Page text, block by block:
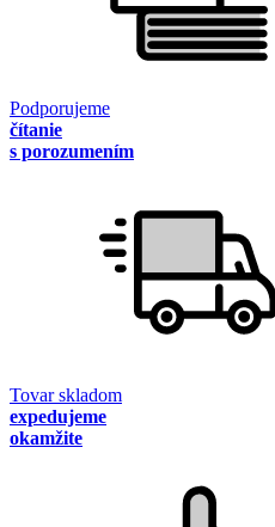
Podporujeme
čítanie
s porozumením
Tovar skladom
expedujeme
okamžite